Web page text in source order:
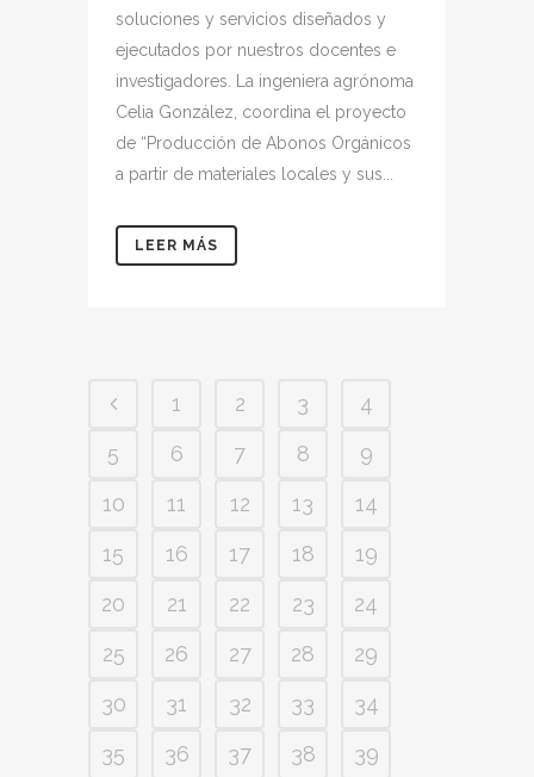
soluciones y servicios diseñados y
ejecutados por nuestros docentes e
investigadores. La ingeniera agrónoma
Celia González, coordina el proyecto
de “Producción de Abonos Orgánicos
a partir de materiales locales y sus...
LEER MÁS
1 2 3
4
5
6 7 8
9
10
11 12 13
14
15
16 17 18
19
20
21 22 23
24
25
26 27 28
29
30
31 32 33
34
35
36 37 38
39